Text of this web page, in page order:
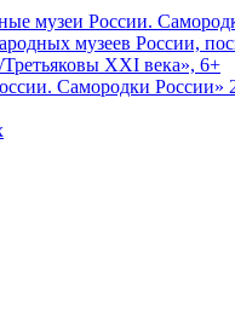
музеи России.
музеев России,
XXI века», 6+
Самородки России»